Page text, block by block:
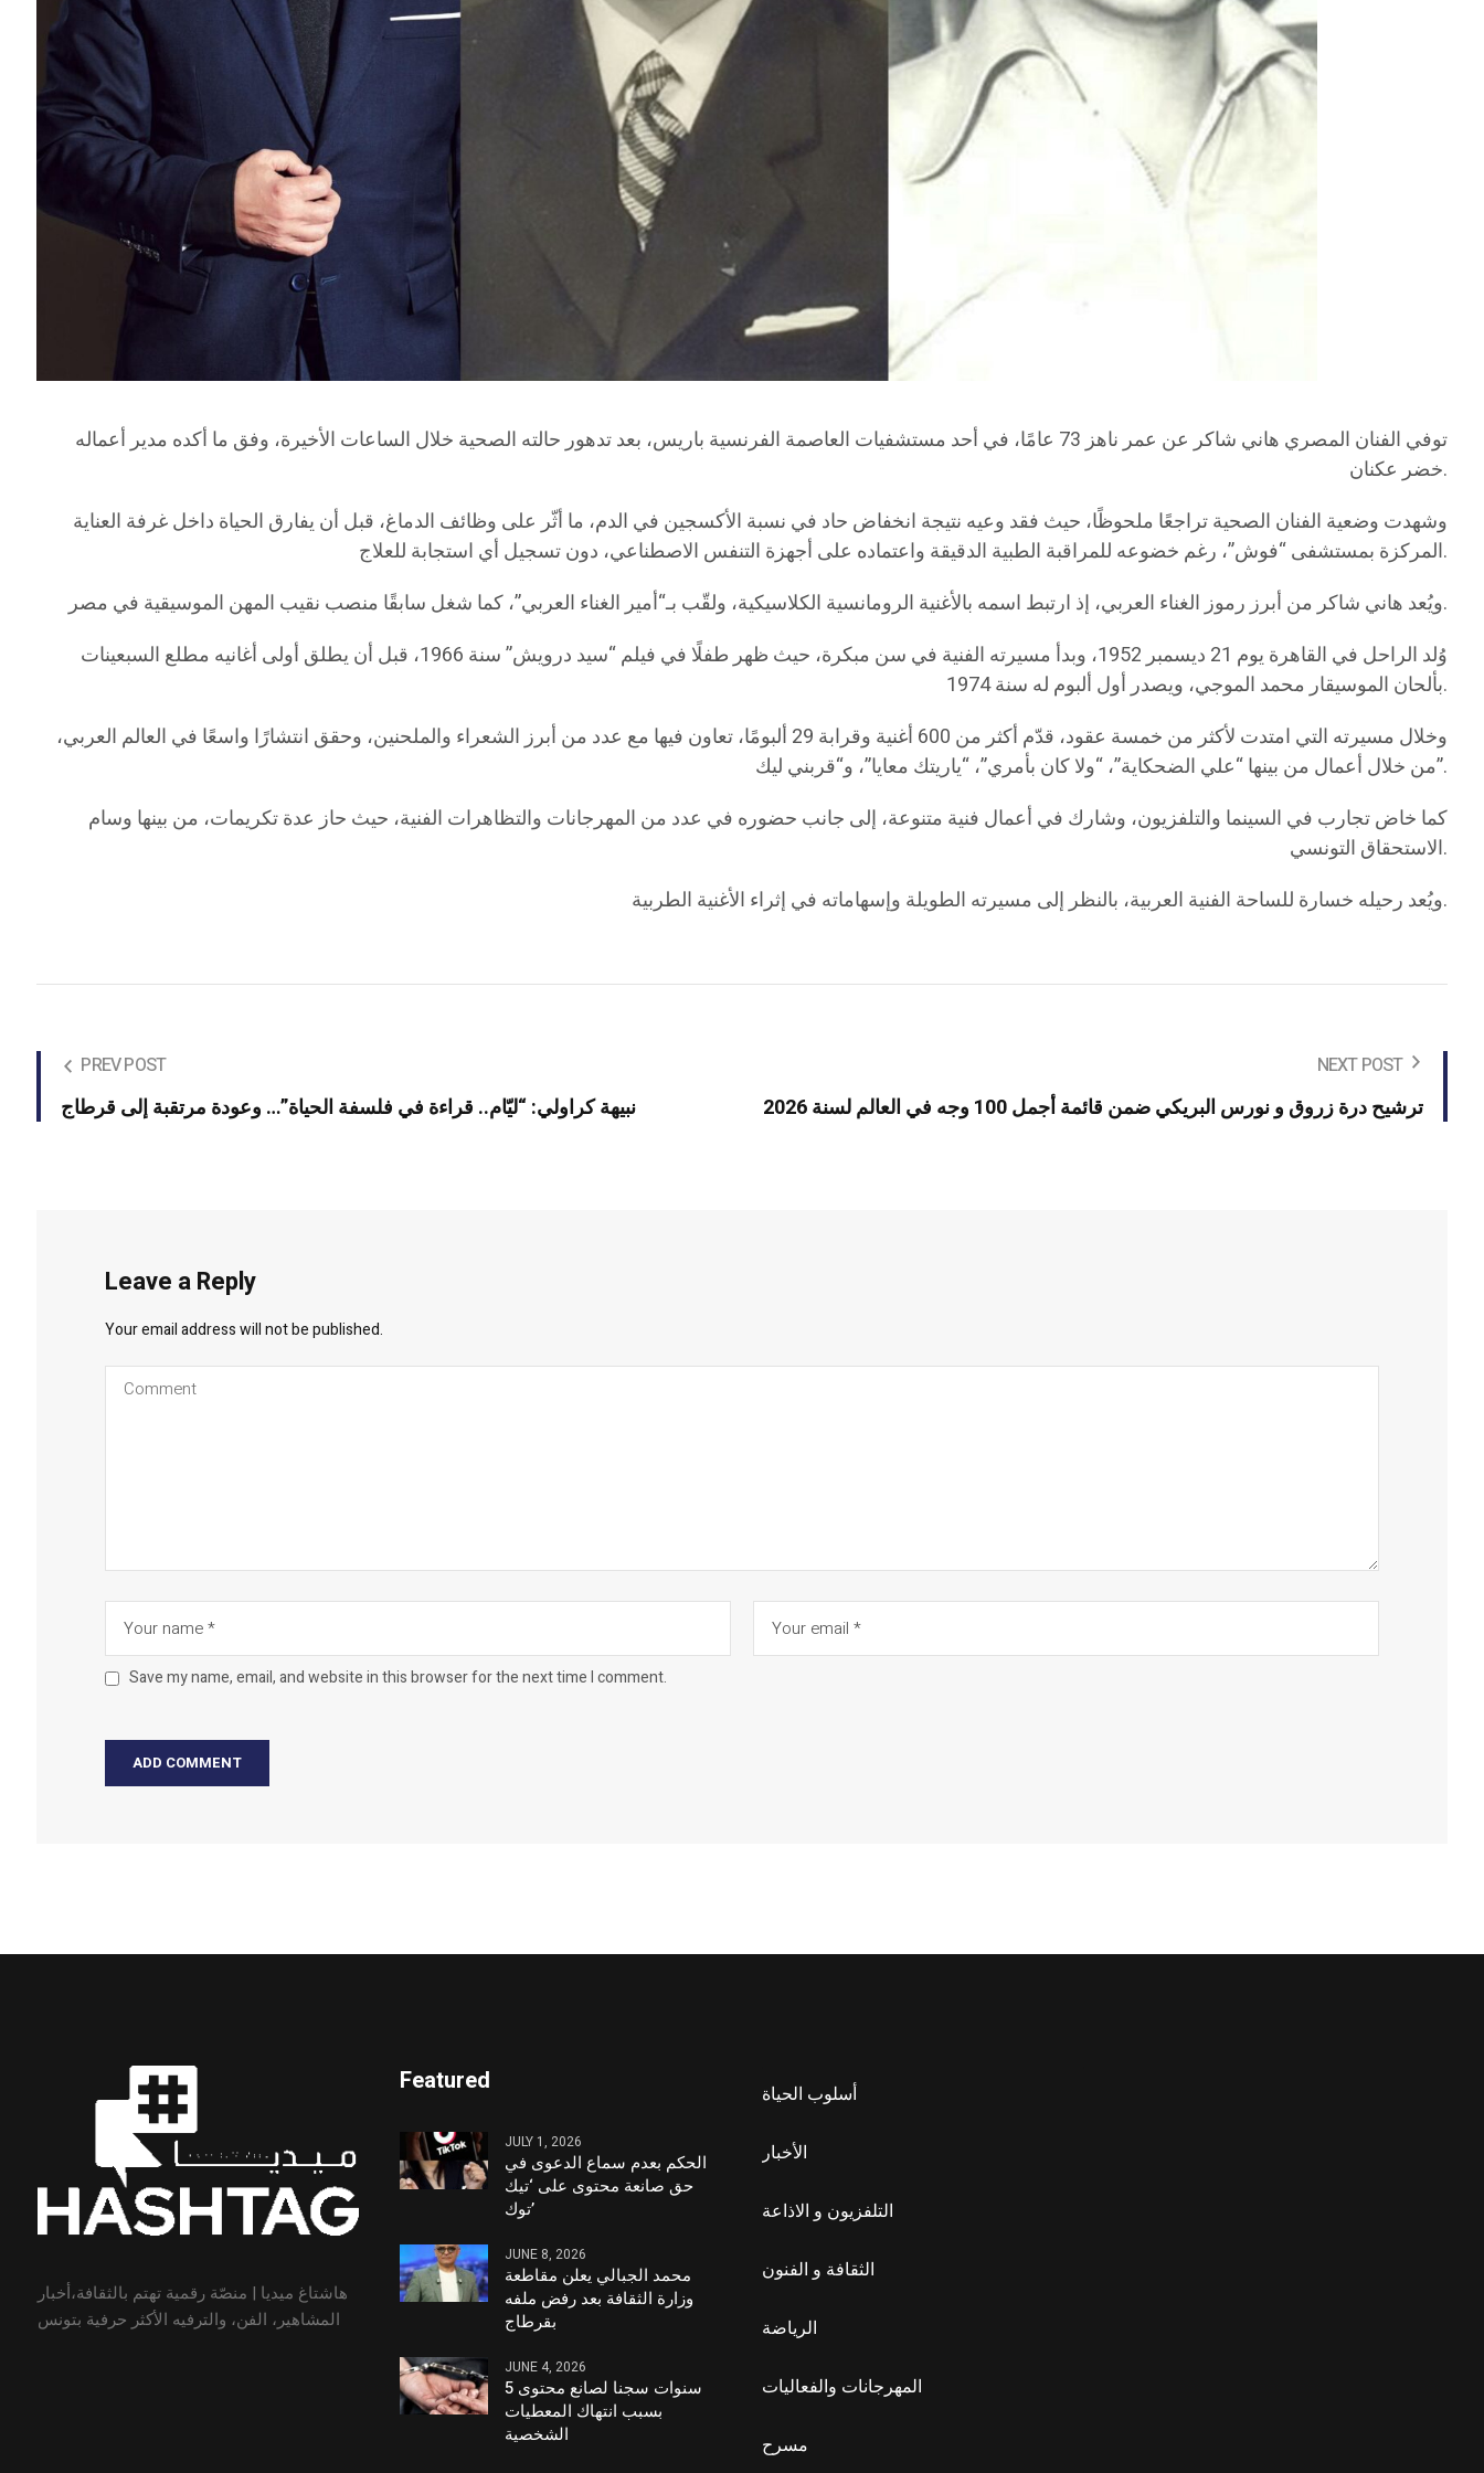
توفي الفنان المصري هاني شاكر عن عمر ناهز 73 عامًا، في أحد مستشفيات العاصمة الفرنسية باريس، بعد تدهور حالته الصحية خلال الساعات الأخيرة، وفق ما أكده مدير أعماله
خضر عكنان.
وشهدت وضعية الفنان الصحية تراجعًا ملحوظًا، حيث فقد وعيه نتيجة انخفاض حاد في نسبة الأكسجين في الدم، ما أثّر على وظائف الدماغ، قبل أن يفارق الحياة داخل غرفة العناية
المركزة بمستشفى “فوش”، رغم خضوعه للمراقبة الطبية الدقيقة واعتماده على أجهزة التنفس الاصطناعي، دون تسجيل أي استجابة للعلاج.
ويُعد هاني شاكر من أبرز رموز الغناء العربي، إذ ارتبط اسمه بالأغنية الرومانسية الكلاسيكية، ولقّب بـ“أمير الغناء العربي”، كما شغل سابقًا منصب نقيب المهن الموسيقية في مصر.
وُلد الراحل في القاهرة يوم 21 ديسمبر 1952، وبدأ مسيرته الفنية في سن مبكرة، حيث ظهر طفلًا في فيلم “سيد درويش” سنة 1966، قبل أن يطلق أولى أغانيه مطلع السبعينات
بألحان الموسيقار محمد الموجي، ويصدر أول ألبوم له سنة 1974.
وخلال مسيرته التي امتدت لأكثر من خمسة عقود، قدّم أكثر من 600 أغنية وقرابة 29 ألبومًا، تعاون فيها مع عدد من أبرز الشعراء والملحنين، وحقق انتشارًا واسعًا في العالم العربي،
من خلال أعمال من بينها “علي الضحكاية”، “ولا كان بأمري”، “ياريتك معايا”، و“قربني ليك”.
كما خاض تجارب في السينما والتلفزيون، وشارك في أعمال فنية متنوعة، إلى جانب حضوره في عدد من المهرجانات والتظاهرات الفنية، حيث حاز عدة تكريمات، من بينها وسام
الاستحقاق التونسي.
ويُعد رحيله خسارة للساحة الفنية العربية، بالنظر إلى مسيرته الطويلة وإسهاماته في إثراء الأغنية الطربية.
PREV POST
نبيهة كراولي: “ليّام.. قراءة في فلسفة الحياة”… وعودة مرتقبة إلى قرطاج
NEXT POST
ترشيح درة زروق و نورس البريكي ضمن قائمة أجمل 100 وجه في العالم لسنة 2026
Leave a Reply
Your email address will not be published.
Save my name, email, and website in this browser for the next time I comment.
هاشتاغ ميديا | منصّة رقمية تهتم بالثقافة،أخبار
المشاهير، الفن، والترفيه الأكثر حرفية بتونس
Featured
JULY 1, 2026
الحكم بعدم سماع الدعوى في
حق صانعة محتوى على ‘تيك
توك’
JUNE 8, 2026
محمد الجبالي يعلن مقاطعة
وزارة الثقافة بعد رفض ملفه
بقرطاج
JUNE 4, 2026
5 سنوات سجنا لصانع محتوى
بسبب انتهاك المعطيات
الشخصية
أسلوب الحياة
الأخبار
التلفزيون و الاذاعة
الثقافة و الفنون
الرياضة
المهرجانات والفعاليات
مسرح